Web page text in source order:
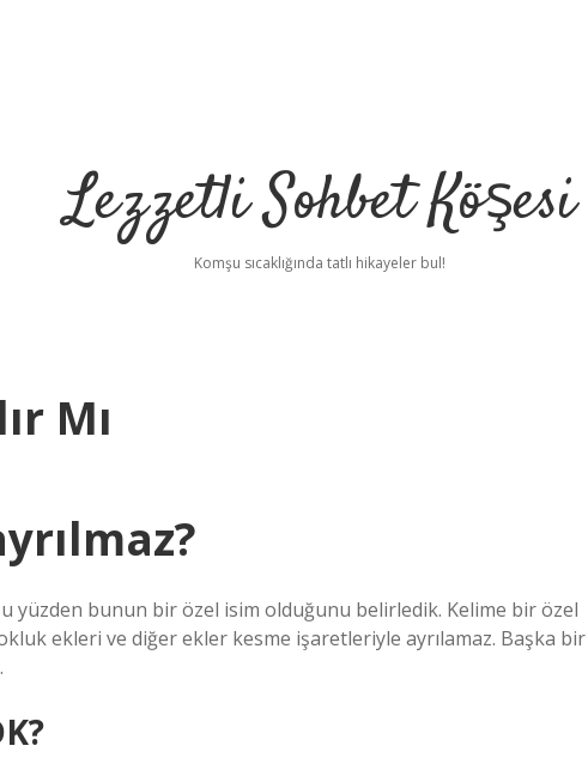
Lezzetli Sohbet Köşesi
Komşu sıcaklığında tatlı hikayeler bul!
Mı
yüzden bunun bir özel isim olduğunu belirledik. Kelime bir özel
ekleri ve diğer ekler kesme işaretleriyle ayrılamaz. Başka bir